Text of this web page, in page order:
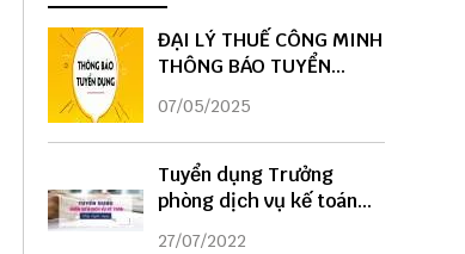
ĐẠI LÝ THUẾ CÔNG MINH
THÔNG BÁO TUYỂN
DỤNG
07/05/2025
Tuyển dụng Trưởng
phòng dịch vụ kế toán
năm 2022
27/07/2022